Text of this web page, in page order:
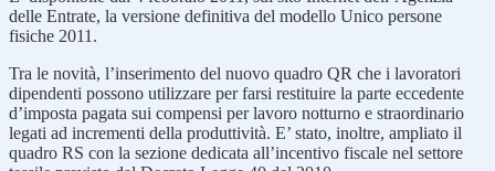
delle Entrate, la versione definitiva del modello Unico persone
fisiche 2011.
Tra le novità, l’inserimento del nuovo quadro QR che i lavoratori
dipendenti possono utilizzare per farsi restituire la parte eccedente
d’imposta pagata sui compensi per lavoro notturno e straordinario
legati ad incrementi della produttività. E’ stato, inoltre, ampliato il
quadro RS con la sezione dedicata all’incentivo fiscale nel settore